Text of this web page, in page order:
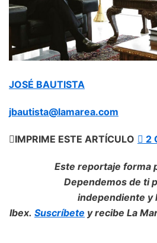
JOSÉ BAUTISTA
jbautista@lamarea.com
IMPRIME ESTE ARTÍCULO  2
Este reportaje forma
Dependemos de ti
independiente y
Ibex. Suscríbete y recibe La